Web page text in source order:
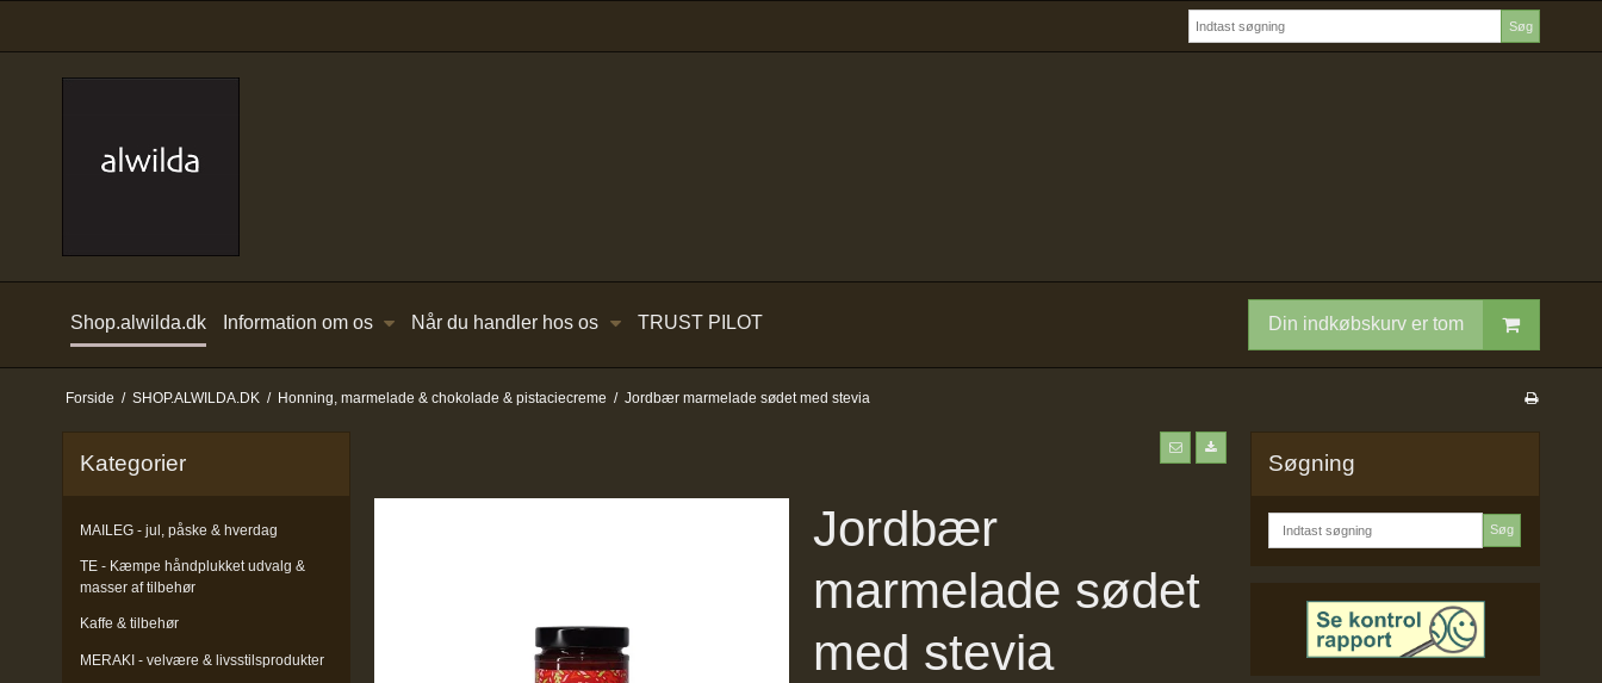
Søg
Shop.alwilda.dk Information om os Når du handler hos os TRUST PILOT Din indkøbskurv er tom
Forside / SHOP.ALWILDA.DK / Honning, marmelade & chokolade & pistaciecreme / Jordbær marmelade sødet med stevia
Kategorier
MAILEG - jul, påske & hverdag
TE - Kæmpe håndplukket udvalg &
masser af tilbehør
Kaffe & tilbehør
MERAKI - velvære & livsstilsprodukter
Jordbær
marmelade sødet
med stevia
Søgning
Søg